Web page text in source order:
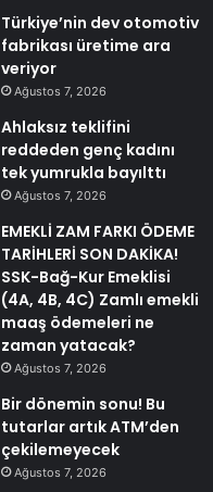
Türkiye’nin dev otomotiv
fabrikası üretime ara
veriyor
Ağustos 7, 2026
Ahlaksız teklifini
reddeden genç kadını
tek yumrukla bayılttı
Ağustos 7, 2026
EMEKLİ ZAM FARKI ÖDEME
TARİHLERİ SON DAKİKA!
SSK-Bağ-Kur Emeklisi
(4A, 4B, 4C) Zamlı emekli
maaş ödemeleri ne
zaman yatacak?
Ağustos 7, 2026
Bir dönemin sonu! Bu
tutarlar artık ATM’den
çekilemeyecek
Ağustos 7, 2026